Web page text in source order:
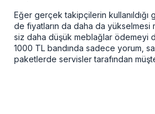
Eğer gerçek takipçilerin
de fiyatların da daha da yükselmesi
siz daha düşük meblağlar ödemeyi
1000 TL bandında sadece yorum,
paketlerde servisler tarafından